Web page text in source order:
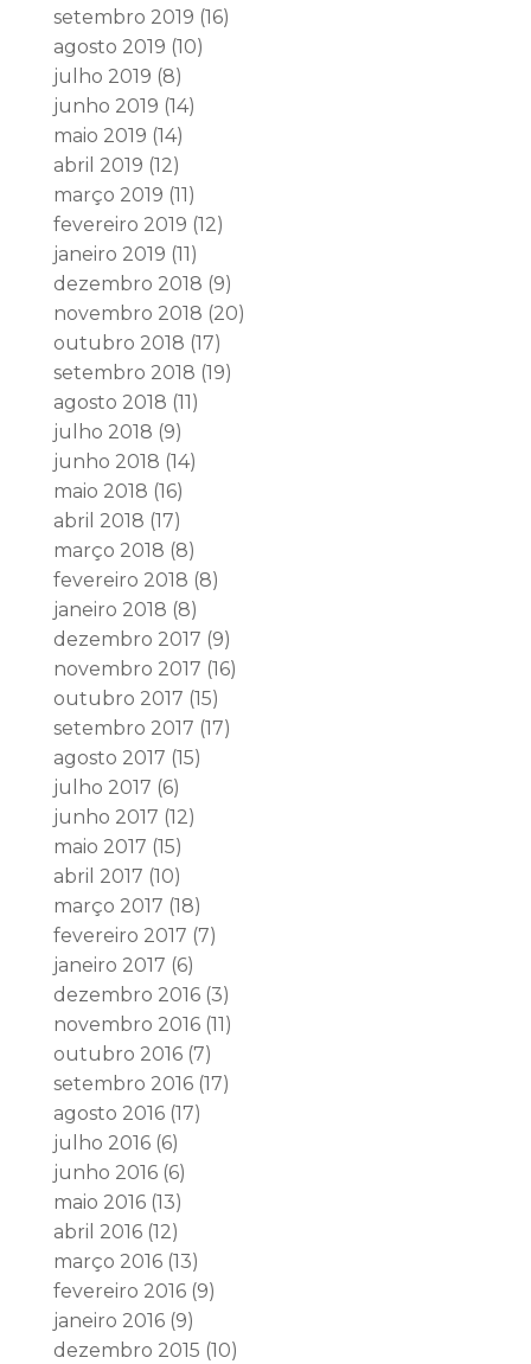
setembro 2019 (16)
agosto 2019 (10)
julho 2019 (8)
junho 2019 (14)
maio 2019 (14)
abril 2019 (12)
março 2019 (11)
fevereiro 2019 (12)
janeiro 2019 (11)
dezembro 2018 (9)
novembro 2018 (20)
outubro 2018 (17)
setembro 2018 (19)
agosto 2018 (11)
julho 2018 (9)
junho 2018 (14)
maio 2018 (16)
abril 2018 (17)
março 2018 (8)
fevereiro 2018 (8)
janeiro 2018 (8)
dezembro 2017 (9)
novembro 2017 (16)
outubro 2017 (15)
setembro 2017 (17)
agosto 2017 (15)
julho 2017 (6)
junho 2017 (12)
maio 2017 (15)
abril 2017 (10)
março 2017 (18)
fevereiro 2017 (7)
janeiro 2017 (6)
dezembro 2016(3)
novembro 2016(11)
outubro 2016(7)
setembro 2016(17)
agosto 2016(17)
julho 2016(6)
junho 2016(6)
maio 2016(13)
abril 2016(12)
março 2016(13)
fevereiro 2016(9)
janeiro 2016(9)
dezembro 2015 (10)